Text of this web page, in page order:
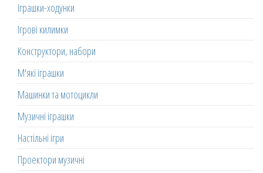
Іграшки-ходунки
Ігрові килимки
Конструктори, набори
М'які іграшки
Машинки та мотоцикли
Музичні іграшки
Настільні ігри
Проектори музичні